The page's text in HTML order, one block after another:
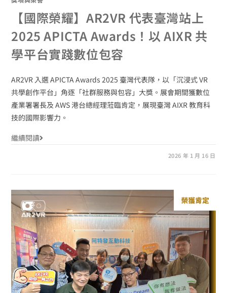
【國際榮耀】AR2VR 代表臺灣站上
2025 APICTA Awards！以 AIXR 共
學平台實踐數位包容
AR2VR 入選 APICTA Awards 2025 臺灣代表隊，以「沉浸式 VR
共學創作平台」角逐「社群服務與包容」大獎。展會期間獲數位
產業署署長及 AWS 港台總經理蒞臨肯定，展現臺灣 AIXR 教育科
技的國際影響力。
繼續閱讀
2026 年 1 月 16 日